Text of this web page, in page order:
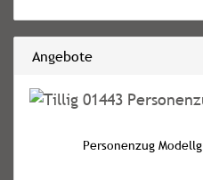
Angebote
Personenzug